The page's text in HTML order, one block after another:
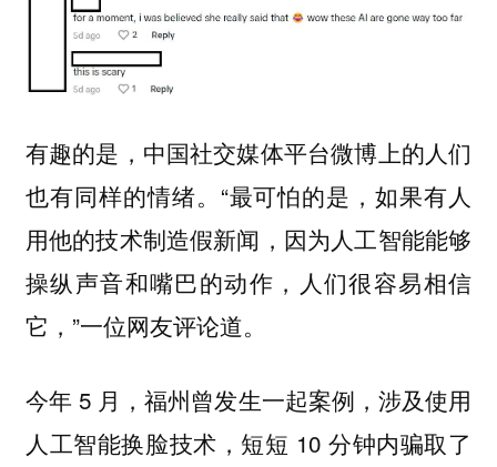
有趣的是，中国社交媒体平台微博上的人们
也有同样的情绪。“最可怕的是，如果有人
用他的技术制造假新闻，因为人工智能能够
操纵声音和嘴巴的动作，人们很容易相信
它，”一位网友评论道。
今年 5 月，福州曾发生一起案例，涉及使用
人工智能换脸技术，短短 10 分钟内骗取了